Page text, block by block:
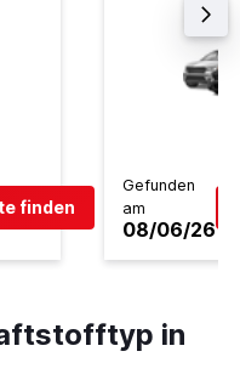
finden
Gefunden
am
08/06/26
in